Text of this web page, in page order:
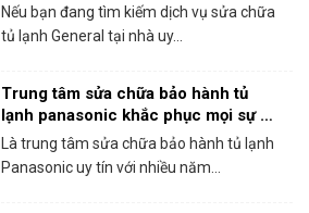
Nếu bạn đang tìm kiếm dịch vụ sửa chữa
tủ lạnh General tại nhà uy...
Trung tâm sửa chữa bảo hành tủ
lạnh panasonic khắc phục mọi sự cố
trong 1 lần gọi
Là trung tâm sửa chữa bảo hành tủ lạnh
Panasonic uy tín với nhiều năm...